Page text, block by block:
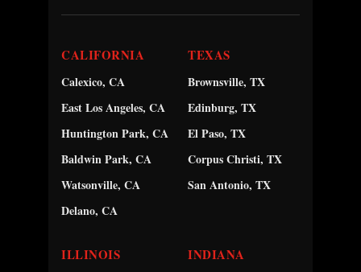
CALIFORNIA
Calexico, CA
East Los Angeles, CA
Huntington Park, CA
Baldwin Park, CA
Watsonville, CA
Delano, CA
TEXAS
Brownsville, TX
Edinburg, TX
El Paso, TX
Corpus Christi, TX
San Antonio, TX
ILLINOIS INDIANA